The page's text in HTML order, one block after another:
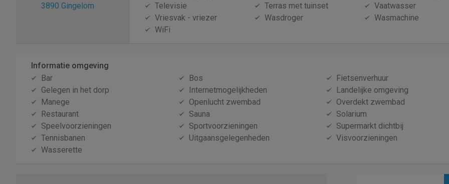
3890 Gingelom
Televisie
Terras met tuinset
Vaatwasser
Vriesvak - vriezer
Wasdroger
Wasmachine
WiFi
Informatie omgeving
Bar
Bos
Fietsenverhuur
Gelegen in het dorp
Internetmogelijkheden
Landelijke omgeving
Manege
Openlucht zwembad
Overdekt zwembad
Restaurant
Sauna
Solarium
Speelvoorzieningen
Sportvoorzieningen
Supermarkt dichtbij
Tennisbanen
Uitgaansgelegenheden
Visvoorzieningen
Wasserette